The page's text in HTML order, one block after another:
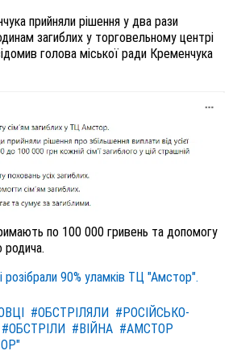
прийняли рішення у два рази
загиблих у торговельному центрі
голова міської ради Кременчука
по 100 000 гривень та допомогу
родича.
розібрали 90% уламків ТЦ "Амстор".
#ОБСТРІЛЯЛИ #РОСІЙСЬКО-
#ОБСТРІЛИ #ВІЙНА #АМСТОР